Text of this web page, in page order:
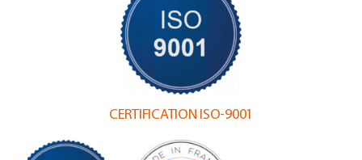
CERTIFICATION ISO-9001